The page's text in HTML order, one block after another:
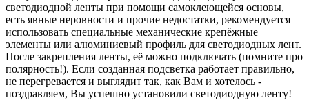
светодиодной ленты при помощи самоклеющейся основы,
есть явные неровности и прочие недостатки, рекомендуется
использовать специальные механические крепёжные
элементы или алюминиевый профиль для светодиодных лент.
После закрепления ленты, её можно подключать (помните про
полярность!). Если созданная подсветка работает правильно,
не перегревается и выглядит так, как Вам и хотелось -
поздравляем, Вы успешно установили светодиодную ленту!